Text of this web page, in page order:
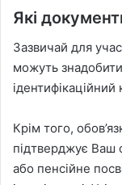
Які
Зазвичай для
можуть
Крім того,
підтверджує Ваш
або пенсійне